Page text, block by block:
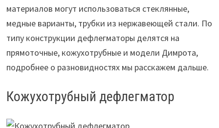
материалов могут использоваться стеклянные,
медные варианты, трубки из нержавеющей стали. По
типу конструкции дефлегматоры делятся на
прямоточные, кожухотрубные и модели Димрота,
подробнее о разновидностях мы расскажем дальше.
Кожухотрубный дефлегматор